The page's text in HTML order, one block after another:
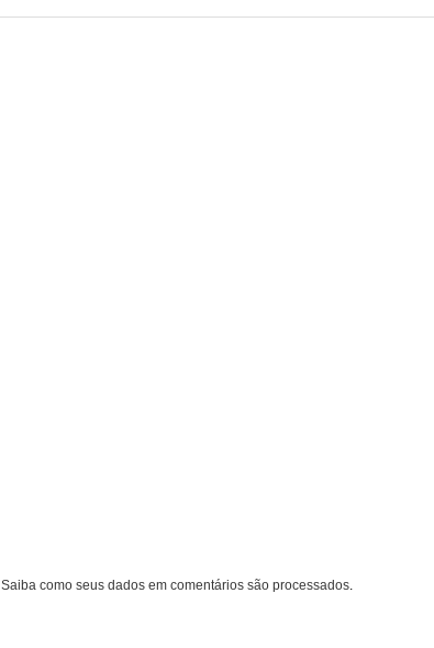
Saiba como seus dados em comentários são processados.